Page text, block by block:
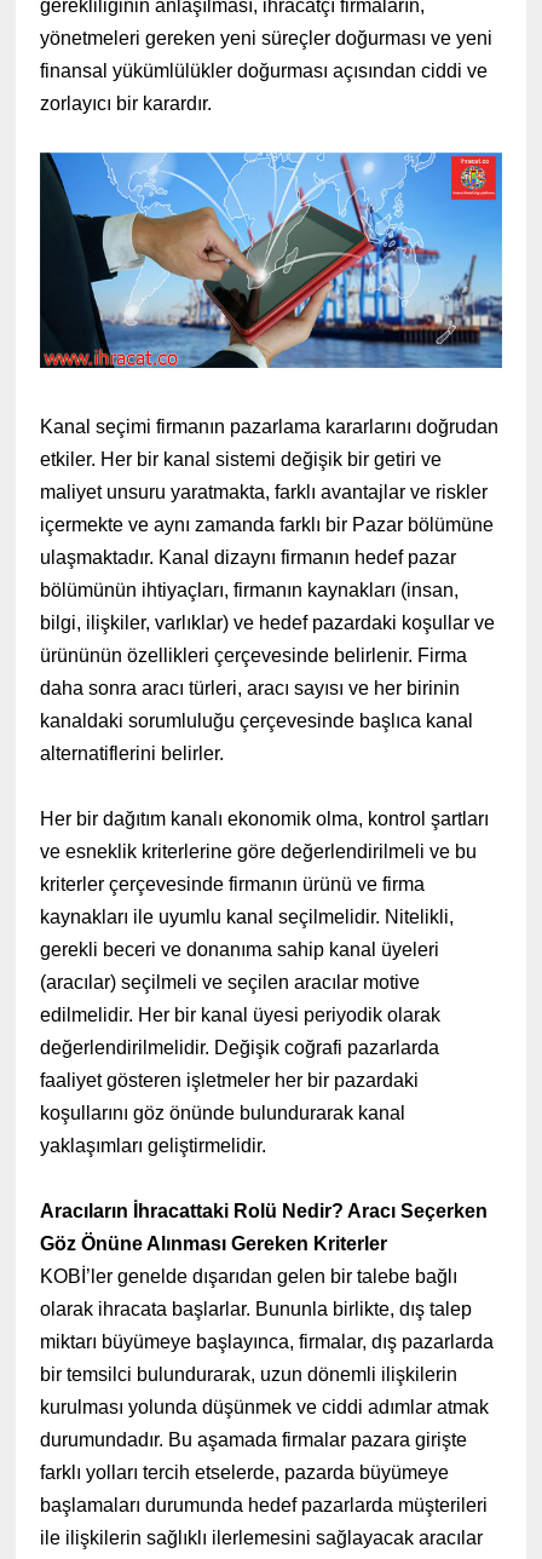
gerekliliğinin anlaşılması, ihracatçı firmaların,
yönetmeleri gereken yeni süreçler doğurması ve yeni
finansal yükümlülükler doğurması açısından ciddi ve
zorlayıcı bir karardır.
Kanal seçimi firmanın pazarlama kararlarını doğrudan
etkiler. Her bir kanal sistemi değişik bir getiri ve
maliyet unsuru yaratmakta, farklı avantajlar ve riskler
içermekte ve aynı zamanda farklı bir Pazar bölümüne
ulaşmaktadır. Kanal dizaynı firmanın hedef pazar
bölümünün ihtiyaçları, firmanın kaynakları (insan,
bilgi, ilişkiler, varlıklar) ve hedef pazardaki koşullar ve
ürününün özellikleri çerçevesinde belirlenir. Firma
daha sonra aracı türleri, aracı sayısı ve her birinin
kanaldaki sorumluluğu çerçevesinde başlıca kanal
alternatiflerini belirler.
Her bir dağıtım kanalı ekonomik olma, kontrol şartları
ve esneklik kriterlerine göre değerlendirilmeli ve bu
kriterler çerçevesinde firmanın ürünü ve firma
kaynakları ile uyumlu kanal seçilmelidir. Nitelikli,
gerekli beceri ve donanıma sahip kanal üyeleri
(aracılar) seçilmeli ve seçilen aracılar motive
edilmelidir. Her bir kanal üyesi periyodik olarak
değerlendirilmelidir. Değişik coğrafi pazarlarda
faaliyet gösteren işletmeler her bir pazardaki
koşullarını göz önünde bulundurarak kanal
yaklaşımları geliştirmelidir.
Aracıların İhracattaki Rolü Nedir? Aracı Seçerken
Göz Önüne Alınması Gereken Kriterler
KOBİ’ler genelde dışarıdan gelen bir talebe bağlı
olarak ihracata başlarlar. Bununla birlikte, dış talep
miktarı büyümeye başlayınca, firmalar, dış pazarlarda
bir temsilci bulundurarak, uzun dönemli ilişkilerin
kurulması yolunda düşünmek ve ciddi adımlar atmak
durumundadır. Bu aşamada firmalar pazara girişte
farklı yolları tercih etselerde, pazarda büyümeye
başlamaları durumunda hedef pazarlarda müşterileri
ile ilişkilerin sağlıklı ilerlemesini sağlayacak aracılar